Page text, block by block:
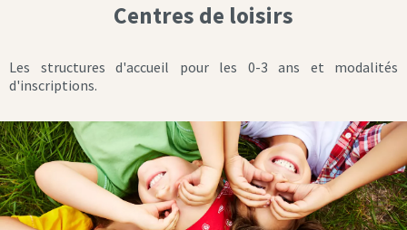
Centres de loisirs
Les structures d'accueil pour les 0-3 ans et modalités
d'inscriptions.